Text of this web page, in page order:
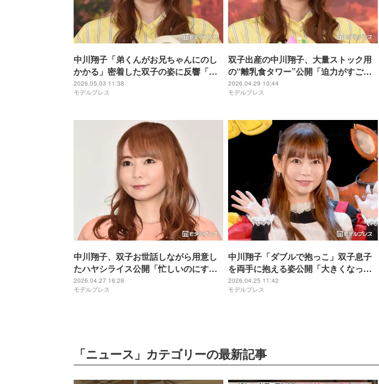
中川翔子「弟くんがお兄ちゃんにのし
かかる」密着した双子の姿に反響「ギ
ュッとくっついてて仲良し」「クリク
リおめめで可愛すぎる」
2026.05.03 11:38
モデルプレス
双子出産の中川翔子、大量ストック用
の“離乳食タワー”公開「迫力がすご
い」「量に驚いた」の声
2026.04.29 10:44
モデルプレス
中川翔子、双子お世話しながら用意し
たハヤシライス公開「忙しいのにすご
い」「とっても美味しそう」と称賛の
声
2026.04.27 16:28
モデルプレス
中川翔子「ダブルで抱っこ」双子息子
を両手に抱える姿公開「大きくなって
る」「癒される」の声
2026.04.25 11:42
モデルプレス
「ニュース」カテゴリーの最新記事